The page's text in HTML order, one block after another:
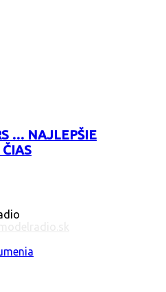
… NAJLEPŠIE
ČIAS